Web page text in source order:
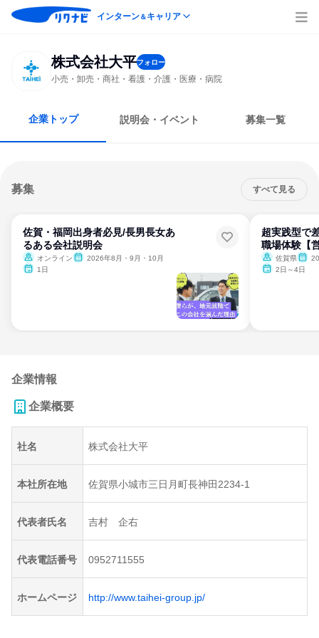
インターン＆キャリア
株式会社大平フォロー
小売・卸売・商社・看護・介護・医療・病院
企業トップ 説明会・イベント 募集一覧
募集 すべて見る
佐賀・福岡出身者必見/長男長女あ
るある会社説明会
オンライン
2026年8月・9月・10月
1日
超実践型で
職場体験【
佐賀県
2日～4日
企業情報
企業概要
社名 株式会社大平
本社所在地 佐賀県小城市三日月町長神田2234-1
代表者氏名 吉村 企右
代表電話番号 0952711555
ホームページ http://www.taihei-group.jp/